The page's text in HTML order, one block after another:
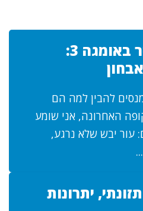
תסמינים של חוסר באומגה 3:
להבין למה הם
האחרונה, אני שומע
עור יבש שלא נרגע,
יתרונות